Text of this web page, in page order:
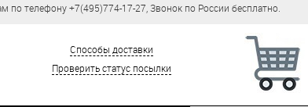
Звонок по России бесплатно.
Способы доставки
Проверить статус посылки